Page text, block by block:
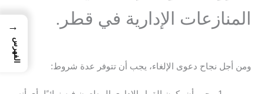
المنازعات الإدارية في قطر.
ومن أجل نجاح دعوى الإلغاء، يجب أن تتوفر عدة شروط:
→
الفهرس